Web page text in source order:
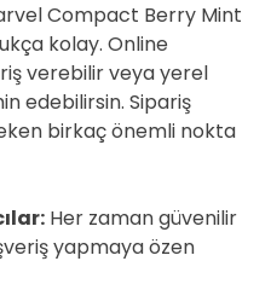
Compact Berry Mint
kolay. Online
verebilir veya yerel
edebilirsin. Sipariş
birkaç önemli nokta
Her zaman güvenilir
yapmaya özen